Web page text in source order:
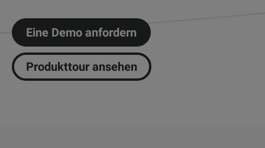
Eine Demo anfordern
Produkttour ansehen